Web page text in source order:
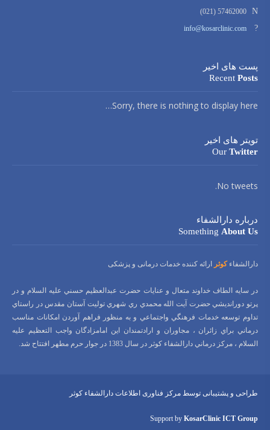
Phone
57462000 (021)
Email
info@kosarclinic.com
پست های اخیر
Recent Posts
Sorry, there is nothing to display here…
تویتر های اخیر
Our Twitter
No tweets.
درباره دارالشفاء
Something About Us
دارالشفاءکوثر ارائه کننده خدمات درمانی و پزشکی
در سايه الطاف خداوند متعال و عنايات حضرت عبدالعظيم حسني عليه السلام و در
پرتو دورانديشي حضرت آيت الله محمدي ري شهري توليت آستان مقدس در راستاي
تداوم توسعه خدمات فرهنگي واجتماعي و به منظور فراهم آوردن امكانات مناسب
درماني براي زائران ، مجاوران و ارادتمندان اين امامزادگان واجب التعظيم عليه
السلام ، مركز درماني دارالشفاء كوثر در سال 1383 در جوار حرم مطهر افتتاح شد.
طراحی و پشتیبانی توسط مرکز فناوری اطلاعات دارالشفاء کوثر
Support by KosarClinic ICT Group